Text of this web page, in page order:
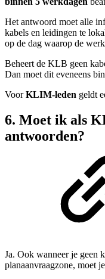
Het antwoord moet alle
kabels en leidingen te
op de dag waarop de
Beheert de KLB geen
Dan moet dit eveneens
VoorKLIM-leden geldt
6. Moet ik als
antwoorden?
Ja. Ook wanneer je geen
planaanvraagzone, moet